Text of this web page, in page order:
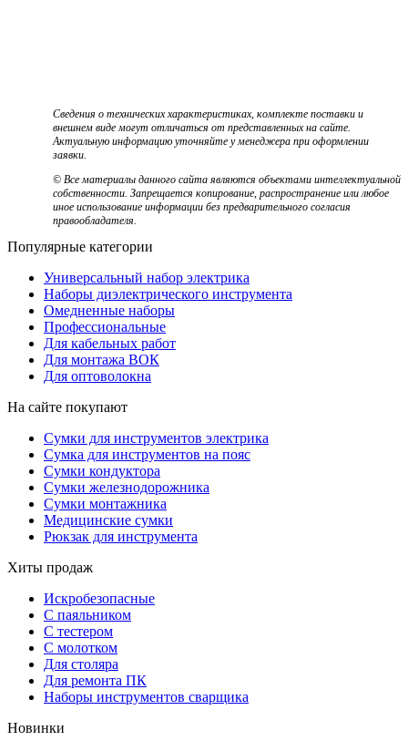
Сведения о технических характеристиках, комплекте поставки и
внешнем виде могут отличаться от представленных на сайте.
Актуальную информацию уточняйте у менеджера при оформлении
заявки.
© Все материалы данного сайта являются объектами интеллектуальной
собственности. Запрещается копирование, распространение или любое
иное использование информации без предварительного согласия
правообладателя.
Популярные категории
Универсальный набор электрика
Наборы диэлектрического инструмента
Омедненные наборы
Профессиональные
Для кабельных работ
Для монтажа ВОК
Для оптоволокна
На сайте покупают
Сумки для инструментов электрика
Сумка для инструментов на пояс
Сумки кондуктора
Сумки железнодорожника
Сумки монтажника
Медицинские сумки
Рюкзак для инструмента
Хиты продаж
Искробезопасные
С паяльником
С тестером
С молотком
Для столяра
Для ремонта ПК
Наборы инструментов сварщика
Новинки